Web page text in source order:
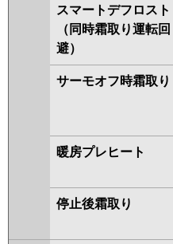
RCI-
RCI-
RCI-
RCI-
RCI-
RCI-
三菱重工
スマートデフロスト
（同時霜取り運転回
避）
サーモオフ時霜取り
暖房プレヒート
停止後霜取り